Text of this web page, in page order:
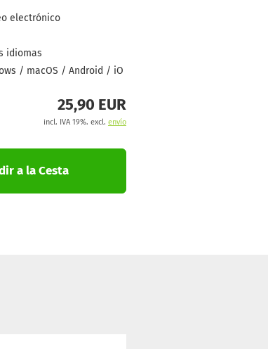
electrónico
idiomas
/ macOS / Android / iO
25,90 EUR
incl. IVA 19%. excl. envío
a la Cesta